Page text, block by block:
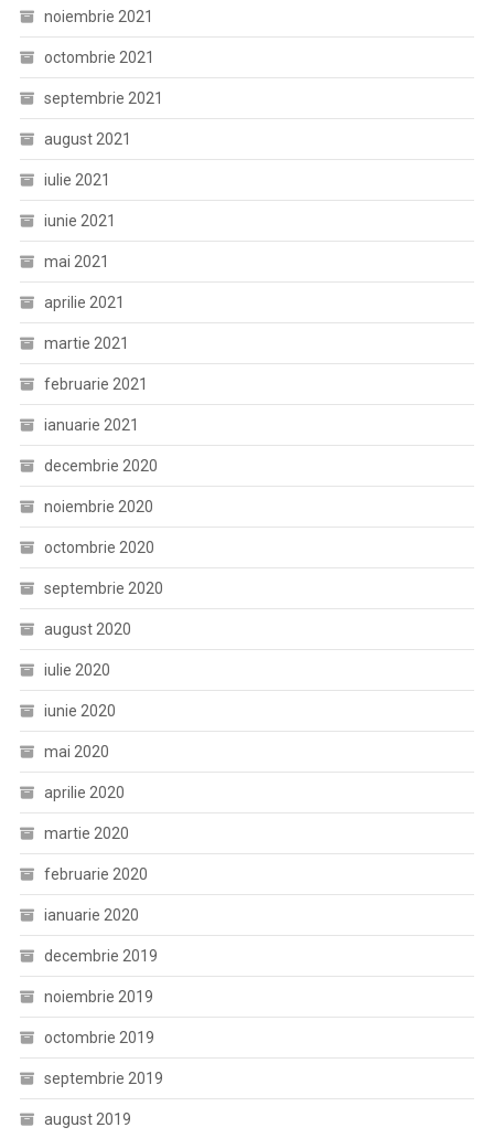
noiembrie 2021
octombrie 2021
septembrie 2021
august 2021
iulie 2021
iunie 2021
mai 2021
aprilie 2021
martie 2021
februarie 2021
ianuarie 2021
decembrie 2020
noiembrie 2020
octombrie 2020
septembrie 2020
august 2020
iulie 2020
iunie 2020
mai 2020
aprilie 2020
martie 2020
februarie 2020
ianuarie 2020
decembrie 2019
noiembrie 2019
octombrie 2019
septembrie 2019
august 2019